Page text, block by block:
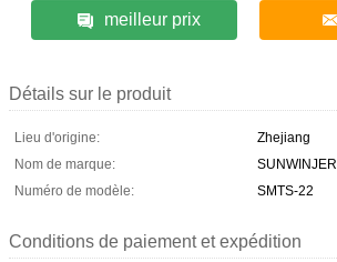
meilleur prix
Détails sur le produit
Lieu d'origine:
Zhejiang
Nom de marque:
SUNWINJER
Numéro de modèle:
SMTS-22
Conditions de paiement et expédition